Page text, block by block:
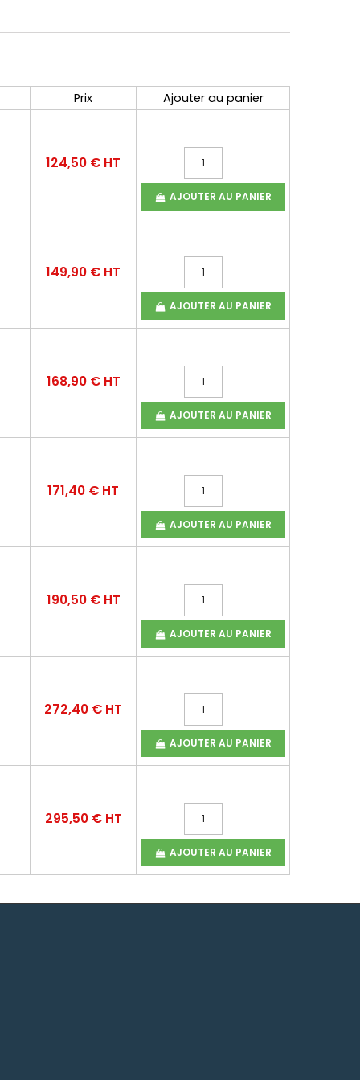
Prix Ajouter au panier
124,50 € HT
AJOUTER AU PANIER
149,90 € HT
AJOUTER AU PANIER
168,90 € HT
AJOUTER AU PANIER
171,40 € HT
AJOUTER AU PANIER
190,50 € HT
AJOUTER AU PANIER
272,40 € HT
AJOUTER AU PANIER
295,50 € HT
AJOUTER AU PANIER